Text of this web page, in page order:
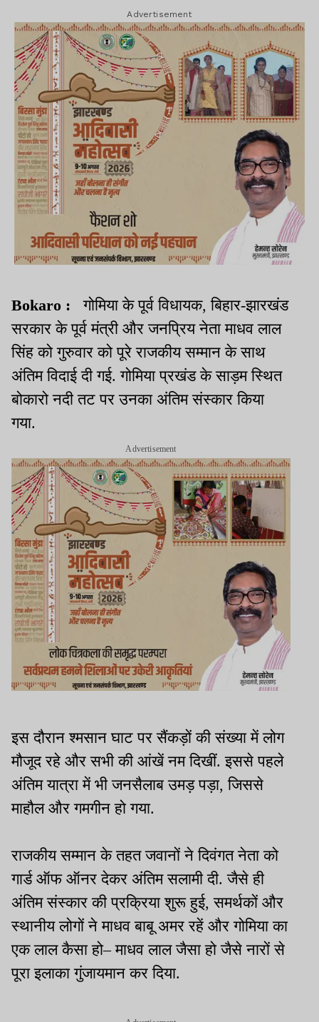
Advertisement
Bokaro :
गोमिया के पूर्व विधायक, बिहार-झारखंड
सरकार के पूर्व मंत्री और जनप्रिय नेता माधव लाल
सिंह को गुरुवार को पूरे राजकीय सम्मान के साथ
अंतिम विदाई दी गई. गोमिया प्रखंड के साड़म स्थित
बोकारो नदी तट पर उनका अंतिम संस्कार किया
गया.
Advertisement
इस दौरान श्मसान घाट पर सैंकड़ों की संख्या में लोग
मौजूद रहे और सभी की आंखें नम दिखीं. इससे पहले
अंतिम यात्रा में भी जनसैलाब उमड़ पड़ा, जिससे
माहौल और गमगीन हो गया.
राजकीय सम्मान के तहत जवानों ने दिवंगत नेता को
गार्ड ऑफ ऑनर देकर अंतिम सलामी दी. जैसे ही
अंतिम संस्कार की प्रक्रिया शुरू हुई, समर्थकों और
स्थानीय लोगों ने माधव बाबू अमर रहें और गोमिया का
एक लाल कैसा हो– माधव लाल जैसा हो जैसे नारों से
पूरा इलाका गुंजायमान कर दिया.